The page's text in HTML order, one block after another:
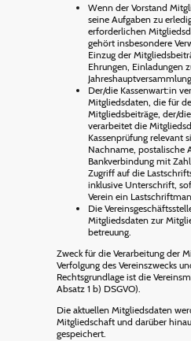
Wenn der Vorstand
seine Aufgaben zu
erforderlichen
gehört insbesondere
Einzug der
Ehrungen, Einladungen
Der/die Kassenwart:in
Mitgliedsdaten, die für
Mitgliedsbeiträge, der/
verarbeitet die
Kassenprüfung relevant
Nachname, postalische
Bankverbindung mit
Zugriff auf die
inklusive Unterschrift,
Verein ein
Die
Mitgliedsdaten zur
betreuung.
Zweck für die Verarbeitung der
Verfolgung des Vereinszwecks
Rechtsgrundlage ist die
Absatz 1 b) DSGVO).
Die aktuellen Mitgliedsdaten
Mitgliedschaft und darüber
gespeichert.